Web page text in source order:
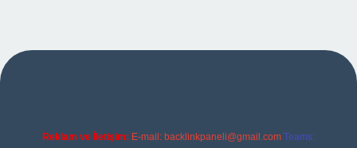
giriş
Reklam ve İletişim: E-mail: backlinkpaneli@gmail.com Teams: